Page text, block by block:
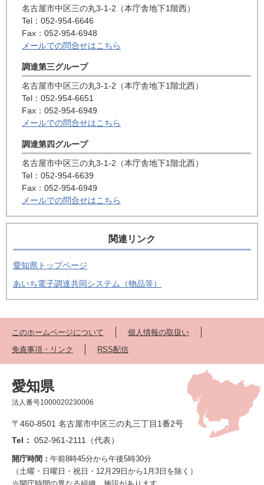
名古屋市中区三の丸3-1-2（本庁舎地下1階西）
Tel：052-954-6646
Fax：052-954-6948
メールでの問合せはこちら
調達第三グループ
名古屋市中区三の丸3-1-2（本庁舎地下1階北西）
Tel：052-954-6651
Fax：052-954-6949
メールでの問合せはこちら
調達第四グループ
名古屋市中区三の丸3-1-2（本庁舎地下1階北西）
Tel：052-954-6639
Fax：052-954-6949
メールでの問合せはこちら
関連リンク
愛知県トップページ
あいち電子調達共同システム（物品等）
このホームページについて
個人情報の取扱い
免責事項・リンク
RSS配信
愛知県
法人番号1000020230006
〒460-8501 名古屋市中区三の丸三丁目1番2号
Tel： 052-961-2111（代表）
開庁時間： 午前8時45分から午後5時30分
（土曜・日曜日・祝日・12月29日から1月3日を除く）